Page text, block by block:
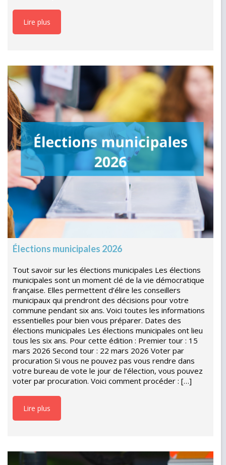
Lire plus
Élections municipales 2026
Tout savoir sur les élections municipales Les élections
municipales sont un moment clé de la vie démocratique
française. Elles permettent d’élire les conseillers
municipaux qui prendront des décisions pour votre
commune pendant six ans. Voici toutes les informations
essentielles pour bien vous préparer. Dates des
élections municipales Les élections municipales ont lieu
tous les six ans. Pour cette édition : Premier tour : 15
mars 2026 Second tour : 22 mars 2026 Voter par
procuration Si vous ne pouvez pas vous rendre dans
votre bureau de vote le jour de l’élection, vous pouvez
voter par procuration. Voici comment procéder : […]
Lire plus